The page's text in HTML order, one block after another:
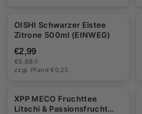
OISHI Schwarzer Eistee
Zitrone 500ml (EINWEG)
€2,99
€5,98/l
zzgl. Pfand €0,25
XPP MECO Fruchttee
Litschi & Passionsfrucht